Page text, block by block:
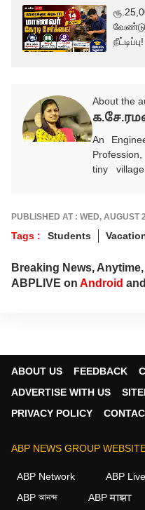
நீட்டிப்பு!
About the
An
tiny
industry
media
Social
articles
NADU
PUBLISHED AT : WED, AUGUST
Tags : Students
Breaking News,
ABPLIVE on Android and
ABOUT US FEEDBACK
ADVERTISE WITH US
PRIVACY POLICY
ABP NEWS GROUP
ABP Network ABP Live
ABP আনন্দ
ABP माझा